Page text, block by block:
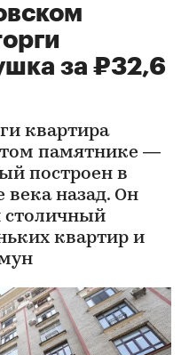
за ₽32,6
квартира
памятнике —
построен в
назад. Он
столичный
квартир и